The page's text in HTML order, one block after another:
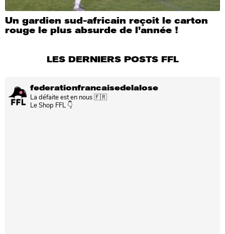
Un gardien sud-africain reçoit le carton
rouge le plus absurde de l’année !
LES DERNIERS POSTS FFL
federationfrancaisedelalose
La défaite est en nous 🇫🇷
Le Shop FFL 👇